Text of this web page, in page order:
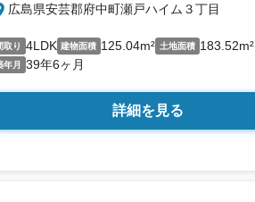
広島県安芸郡府中町瀬戸ハイム３丁目
取り 4LDK 建物面積 125.04m² 土地面積 183.52m²
年月 39年6ヶ月
詳細を見る